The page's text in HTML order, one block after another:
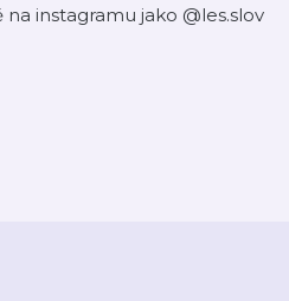
instagramu jako @les.slov